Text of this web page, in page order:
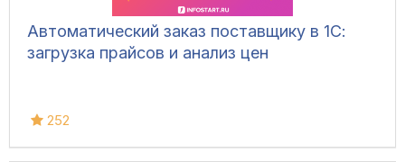
Автоматический заказ поставщику в 1С:
загрузка прайсов и анализ цен
252